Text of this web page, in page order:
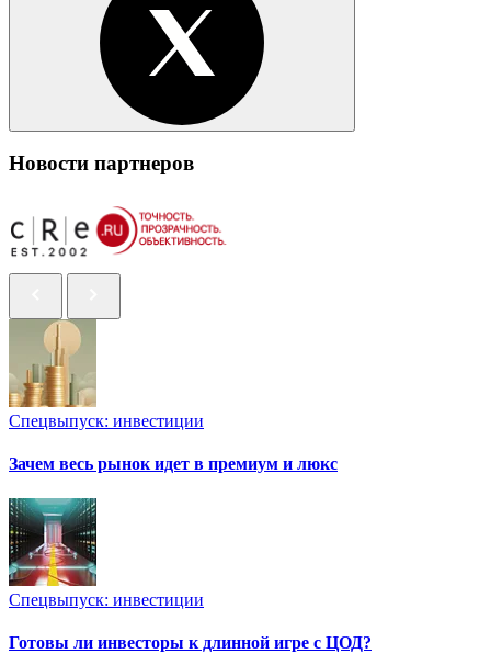
Новости партнеров
Спецвыпуск: инвестиции
Зачем весь рынок идет в премиум и люкс
Спецвыпуск: инвестиции
Готовы ли инвесторы к длинной игре с ЦОД?